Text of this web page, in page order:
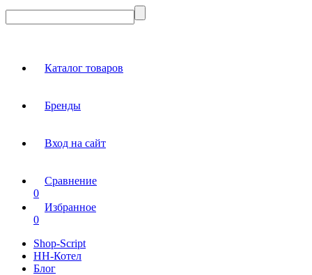
Каталог товаров
Бренды
Вход на сайт
Сравнение
0
Избранное
0
Shop-Script
НН-Котел
Блог